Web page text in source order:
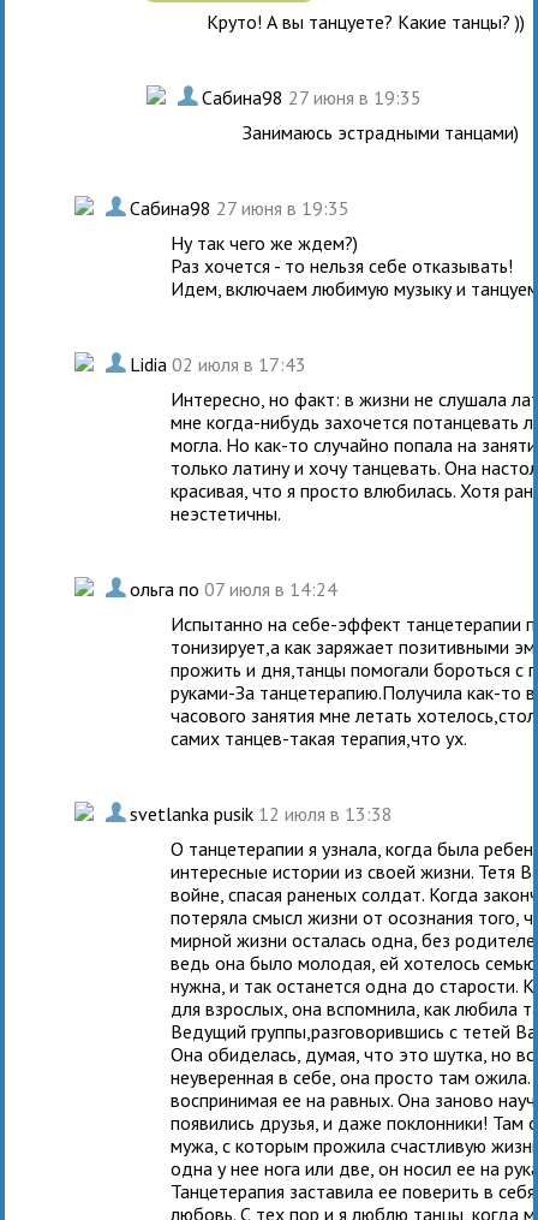
Круто! А вы танцуете? Какие танцы? ))
. Сабина98 27 июня в 19:35
Занимаюсь эстрадными танцами)
. Сабина98 27 июня в 19:35
Ну так чего же ждем?)
Раз хочется - то нельзя себе отказывать!
Идем, включаем любимую музыку и
. Lidia02 июля в 17:43
Интересно, но факт: в жизни не слушала
мне когда-нибудь захочется потанцевать
могла. Но как-то случайно попала на
только латину и хочу танцевать. Она
красивая, что я просто влюбилась. Хотя
неэстетичны.
. ольга по07 июля в 14:24
Испытанно на себе-эффект танцетерапии
тонизирует,а как заряжает позитивными
прожить и дня,танцы помогали бороться
руками-За танцетерапию.Получила как-то
часового занятия мне летать
самих танцев-такая терапия,что ух.
. svetlanka pusik 12 июля в 13:38
О танцетерапии я узнала, когда была
интересные истории из своей жизни. Тетя
войне, спасая раненых солдат. Когда
потеряла смысл жизни от осознания того,
мирной жизни осталась одна, без
ведь она было молодая, ей хотелось
нужна, и так останется одна до старости.
для взрослых, она вспомнила, как любила
Ведущий группы,разговорившись с тетей
Она обиделась, думая, что это шутка, но
неуверенная в себе, она просто там
воспринимая ее на равных. Она заново
появились друзья, и даже поклонники!
мужа, с которым прожила счастливую
одна у нее нога или две, он носил ее на
Танцетерапия заставила ее поверить в
любовь. С тех пор и я люблю танцы, когда